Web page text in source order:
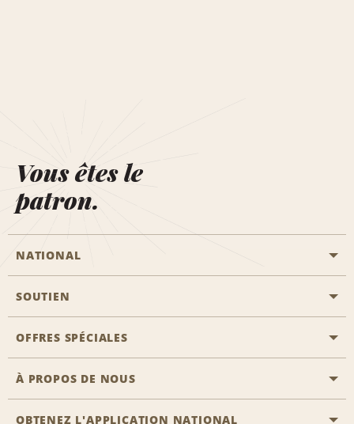
Vous êtes le
patron.
NATIONAL
Aviation générale
Emplacements Emerald Aisle
Agents de voyage
SOUTIEN
Clients ayant un handicap
Nous contacter
FAQ
OFFRES SPÉCIALES
Toutes les offres
À PROPOS DE NOUS
Histoire de l’entreprise
OBTENEZ L'APPLICATION NATIONAL